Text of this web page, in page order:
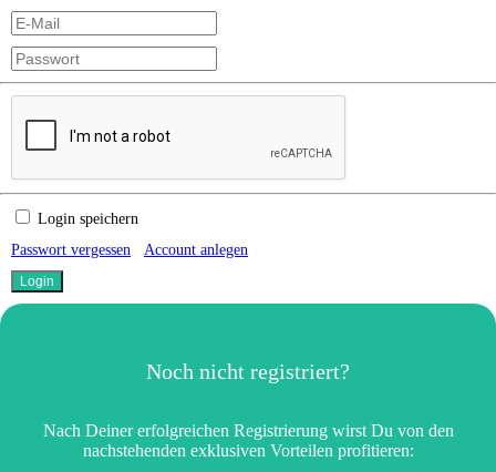
Login speichern
Passwort vergessen
Account anlegen
Noch nicht registriert?
Nach Deiner erfolgreichen Registrierung wirst Du von den
nachstehenden exklusiven Vorteilen profitieren: